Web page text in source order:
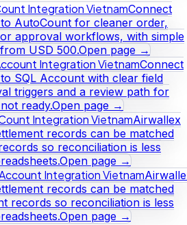
Integration VietnamConnect
AutoCount for cleaner order,
approval workflows, with simple
USD 500.Open page →
Integration VietnamConnect
SQL Account with clear field
triggers and a review path for
ready.Open page →
Integration VietnamAirwallex
records can be matched
so reconciliation is less
Open page →
Integration Vietnam
records can be matched
records so reconciliation is less
Open page →